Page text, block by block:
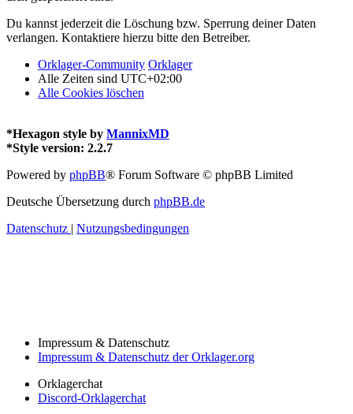
Du kannst jederzeit die Löschung bzw. Sperrung deiner Daten
verlangen. Kontaktiere hierzu bitte den Betreiber.
Orklager-Community Orklager
Alle Zeiten sind UTC+02:00
Alle Cookies löschen
*Hexagon style by MannixMD
*Style version: 2.2.7
Powered by phpBB® Forum Software © phpBB Limited
Deutsche Übersetzung durch phpBB.de
Datenschutz | Nutzungsbedingungen
Impressum & Datenschutz
Impressum & Datenschutz der Orklager.org
Orklagerchat
Discord-Orklagerchat